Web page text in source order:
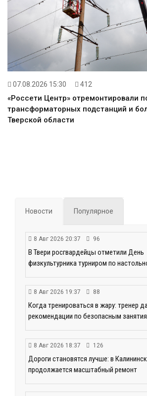
07.08.2026 15:30 412
«Россети Центр» отремонтировали
трансформаторных подстанций и
Тверской области
Новости Популярное
8 Авг 2026 20:37 96
В Твери росгвардейцы отметили День
физкультурника турниром по
8 Авг 2026 19:37 88
Когда тренироваться в жару: тренер
рекомендации по безопасным
8 Авг 2026 18:37 126
Дороги становятся лучше: в
продолжается масштабный ремонт